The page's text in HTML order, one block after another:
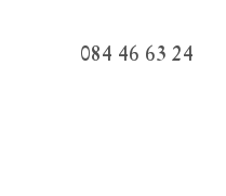
084 46 63 24